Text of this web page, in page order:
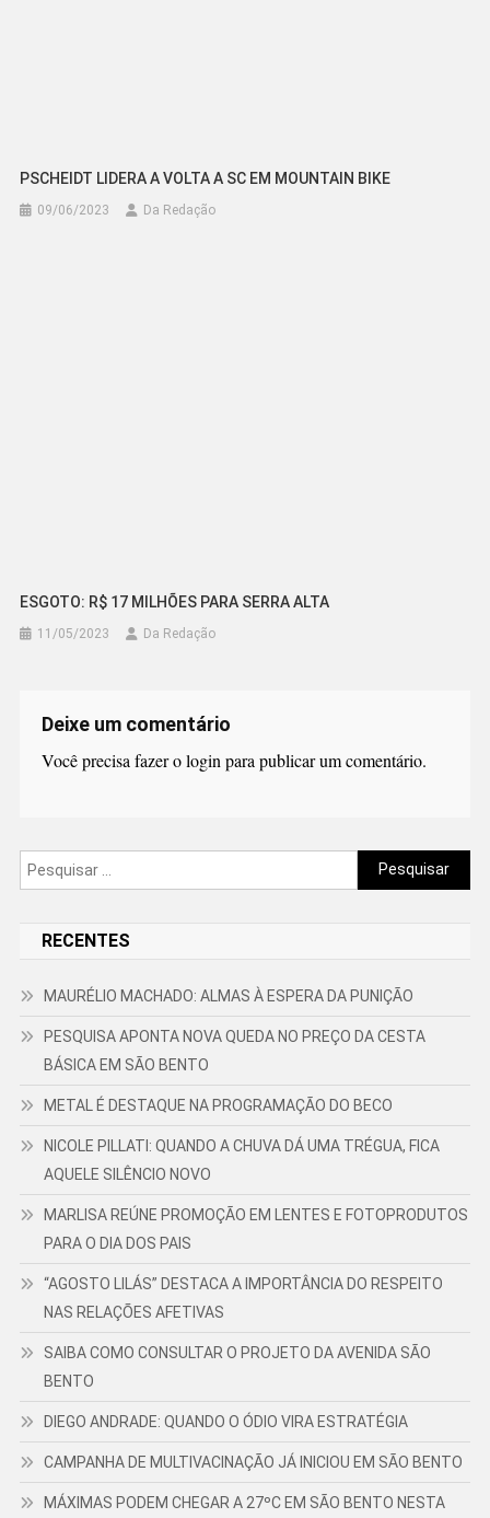
PSCHEIDT LIDERA A VOLTA A SC EM MOUNTAIN BIKE
09/06/2023 Da Redação
ESGOTO: R$ 17 MILHÕES PARA SERRA ALTA
11/05/2023 Da Redação
Deixe um comentário
Você precisa fazer ologin para publicar um comentário.
Pesquisar
por:
RECENTES
MAURÉLIO MACHADO: ALMAS À ESPERA DA PUNIÇÃO
PESQUISA APONTA NOVA QUEDA NO PREÇO DA CESTA
BÁSICA EM SÃO BENTO
METAL É DESTAQUE NA PROGRAMAÇÃO DO BECO
NICOLE PILLATI: QUANDO A CHUVA DÁ UMA TRÉGUA, FICA
AQUELE SILÊNCIO NOVO
MARLISA REÚNE PROMOÇÃO EM LENTES E FOTOPRODUTOS
PARA O DIA DOS PAIS
“AGOSTO LILÁS” DESTACA A IMPORTÂNCIA DO RESPEITO
NAS RELAÇÕES AFETIVAS
SAIBA COMO CONSULTAR O PROJETO DA AVENIDA SÃO
BENTO
DIEGO ANDRADE: QUANDO O ÓDIO VIRA ESTRATÉGIA
CAMPANHA DE MULTIVACINAÇÃO JÁ INICIOU EM SÃO BENTO
MÁXIMAS PODEM CHEGAR A 27ºC EM SÃO BENTO NESTA